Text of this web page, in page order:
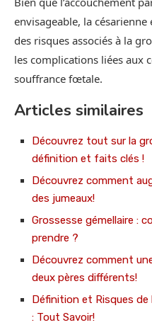
envisageable, la
des risques associés à la
les complications liées aux
souffrance fœtale.
Articles similaires
Découvrez tout sur la
définition et faits clés !
Découvrez comment
des jumeaux!
Grossesse gémellaire :
prendre ?
Découvrez comment
deux pères différents!
Définition et Risques de
: Tout Savoir!